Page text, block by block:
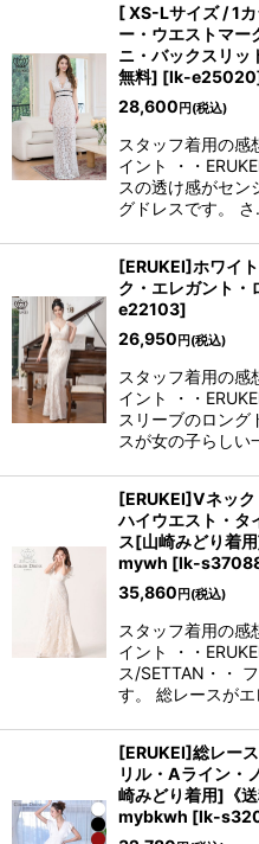
[ XS-Lサイズ / 1
ー・ウエストマー
ニ・バックスリッ
無料] [lk-e25020
28,600 円 (税込)
スタッフ着用の感
イント ・・
スの透け感がセン
グドレスです。
[ERUKEI]ホワイ
ク・エレガント
e22103]
26,950 円 (税込)
スタッフ着用の感
イント ・・
スリーブのロング
スが女の子らし
[ERUKEI]Vネック
ハイウエスト・タ
ス[山崎みどり着
mywh [lk-
35,860 円 (税込)
スタッフ着用の感
イント ・・
ス/SETTAN・・
す。 総レースが
[ERUKEI]総レー
リル・Aライン・
崎みどり着用]《
mybkwh [lk-